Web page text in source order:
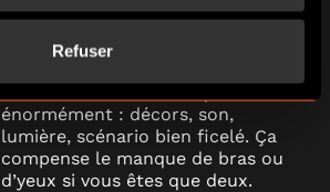
Refuser
basées sur la force ou sur le
nombre.
énormément : décors, son,
lumière, scénario bien ficelé. Ça
compense le manque de bras ou
d’yeux si vous êtes que deux.